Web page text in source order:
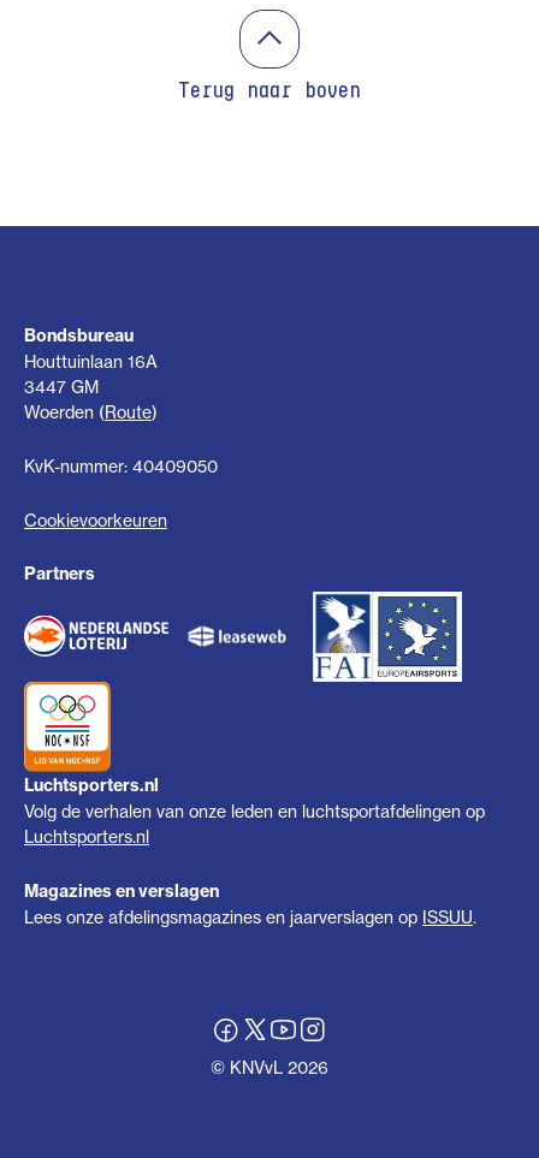
Terug naar boven
Bondsbureau
Houttuinlaan 16A
3447 GM
Woerden (Route)
KvK-nummer: 40409050
Cookievoorkeuren
Partners
Luchtsporters.nl
Volg de verhalen van onze leden en luchtsportafdelingen op
Luchtsporters.nl
Magazines en verslagen
Lees onze afdelingsmagazines en jaarverslagen op ISSUU.
© KNVvL 2026